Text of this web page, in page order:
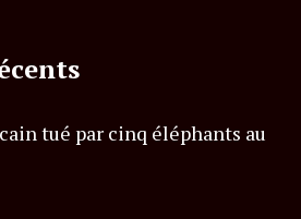
tué par cinq éléphants au